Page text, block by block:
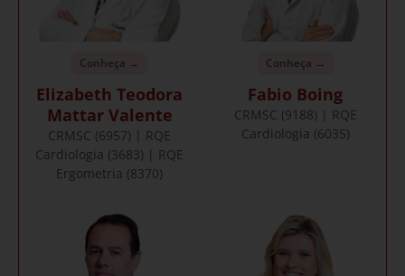
Conheça →
Elizabeth Teodora
Mattar Valente
CRMSC (6957) | RQE
Cardiologia (3683) | RQE
Ergometria (8370)
Conheça →
Fabio Boing
CRMSC (9188) | RQE
Cardiologia (6035)